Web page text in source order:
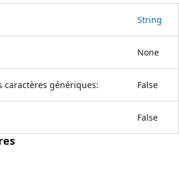
String
None
caractères génériques: False
False